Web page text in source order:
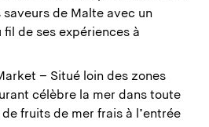
saveurs de Malte avec un
de ses expériences à
– Situé loin des zones
célèbre la mer dans toute
fruits de mer frais à l’entrée